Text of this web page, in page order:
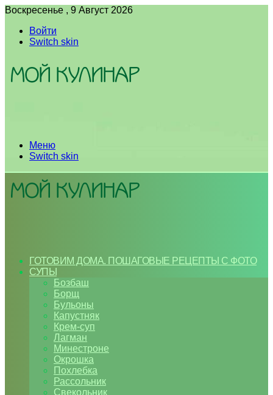
Воскресенье , 9 Август 2026
Войти
Switch skin
Меню
Switch skin
ГОТОВИМ ДОМА. ПОШАГОВЫЕ РЕЦЕПТЫ С ФОТО
СУПЫ
Бозбаш
Борщ
Бульоны
Капустняк
Крем-суп
Лагман
Минестроне
Окрошка
Похлебка
Рассольник
Свекольник